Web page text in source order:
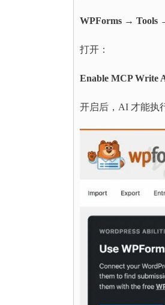
WPForms → Tools
打开：
Enable MCP Write
开启后，AI 才能执